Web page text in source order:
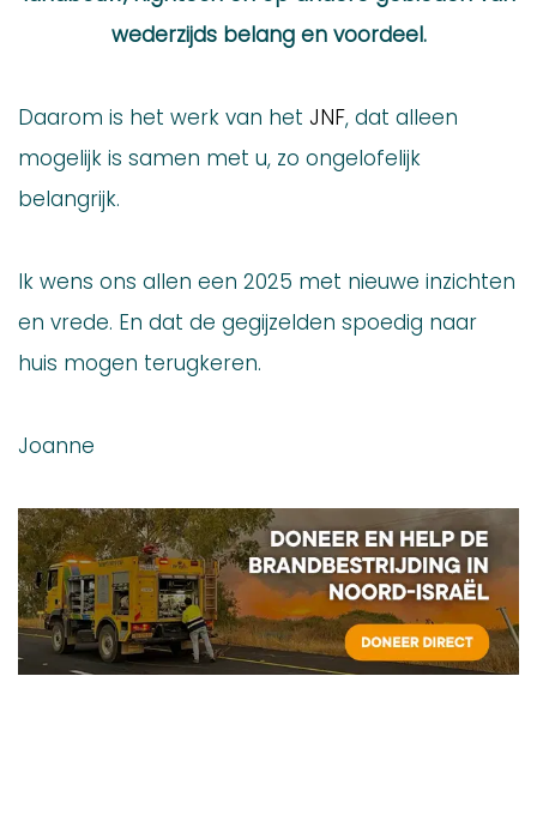
wederzijds belang en voordeel.
Daarom is het werk van het JNF, dat alleen
mogelijk is samen met u, zo ongelofelijk
belangrijk.
Ik wens ons allen een 2025 met nieuwe inzichten
en vrede. En dat de gegijzelden spoedig naar
huis mogen terugkeren.
Joanne